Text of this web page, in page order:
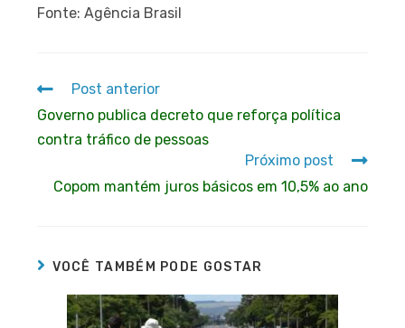
Fonte: Agência Brasil
Post anterior
Governo publica decreto que reforça política
contra tráfico de pessoas
Próximo post
Copom mantém juros básicos em 10,5% ao ano
VOCÊ TAMBÉM PODE GOSTAR